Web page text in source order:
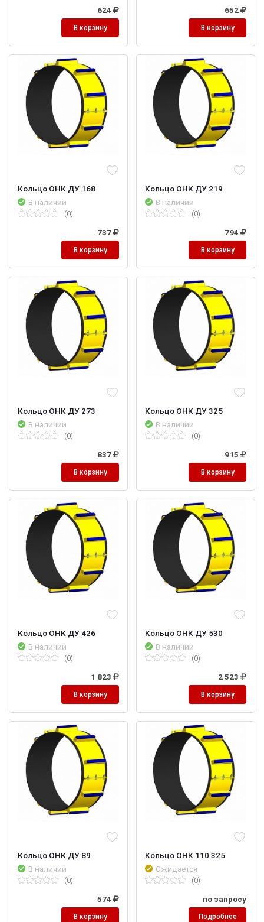
624
В корзину
652
В корзину
Кольцо ОНК ДУ 168
В наличии
(0)
737
В корзину
Кольцо ОНК ДУ 219
В наличии
(0)
794
В корзину
Кольцо ОНК ДУ 273
В наличии
(0)
837
В корзину
Кольцо ОНК ДУ 325
В наличии
(0)
915
В корзину
Кольцо ОНК ДУ 426
В наличии
(0)
1 823
В корзину
Кольцо ОНК ДУ 530
В наличии
(0)
2 523
В корзину
Кольцо ОНК ДУ 89
В наличии
(0)
574
В корзину
Кольцо ОНК 110 325
Ожидается
(0)
по запросу
Подробнее